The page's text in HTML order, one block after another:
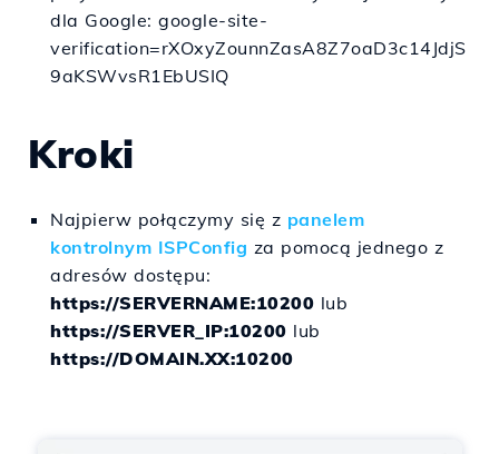
dla Google: google-site-
verification=rXOxyZounnZasA8Z7oaD3c14JdjS
9aKSWvsR1EbUSIQ
Kroki
Najpierw połączymy się z panelem
kontrolnym ISPConfig za pomocą jednego z
adresów dostępu:
https://SERVERNAME:10200 lub
https://SERVER_IP:10200 lub
https://DOMAIN.XX:10200